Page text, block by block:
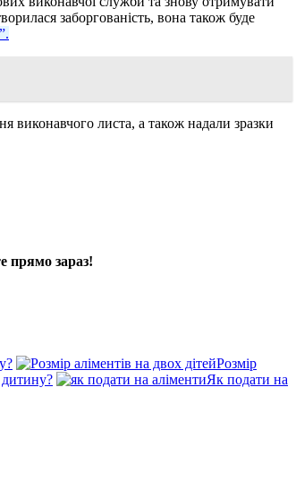
заборгованість, вона також буде
виконавчого листа, а також надали зразки
прямо зараз!
Розмір
дитину?
Як подати на